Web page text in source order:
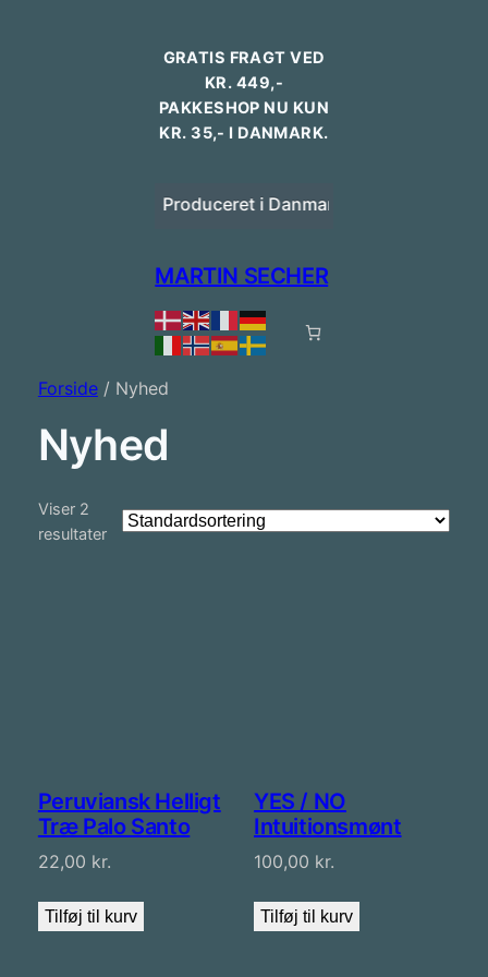
GRATIS FRAGT VED
KR. 449,-
PAKKESHOP NU KUN
KR. 35,- I DANMARK.
Produceret i Danmark
MARTIN SECHER
Forside/ Nyhed
Nyhed
Viser 2
resultater
Peruviansk Helligt
Træ Palo Santo
22,00 kr.
Tilføj til kurv
YES / NO
Intuitionsmønt
100,00 kr.
Tilføj til kurv